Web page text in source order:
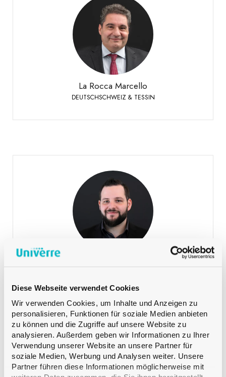
Diese Webseite verwendet Cookies
Wir verwenden Cookies, um Inhalte und Anzeigen zu
personalisieren, Funktionen für soziale Medien anbieten
zu können und die Zugriffe auf unsere Website zu
analysieren. Außerdem geben wir Informationen zu Ihrer
Verwendung unserer Website an unsere Partner für
soziale Medien, Werbung und Analysen weiter. Unsere
Partner führen diese Informationen möglicherweise mit
La Rocca Marcello
DEUTSCHSCHWEIZ & TESSIN
La Rocca Marcello
DEUTSCHSCHWEIZ & TESSIN
Verkaufsleiter Deutschschweiz & Tessin
Handy:
+41 79 447 94 48
Lehmann Martin
VERKAUF DEUTSCHSCHWEIZ
Product Manager Spirituosen